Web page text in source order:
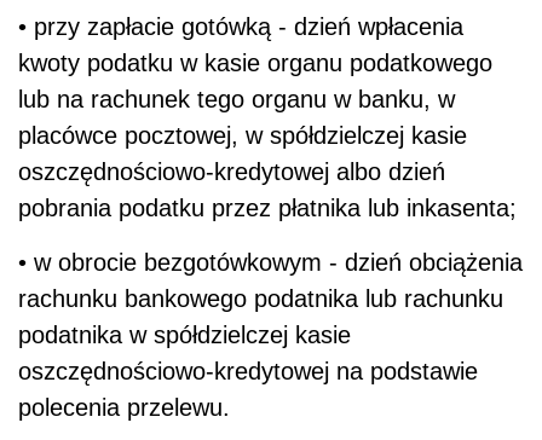
• przy zapłacie gotówką - dzień wpłacenia
kwoty podatku w kasie organu podatkowego
lub na rachunek tego organu w banku, w
placówce pocztowej, w spółdzielczej kasie
oszczędnościowo-kredytowej albo dzień
pobrania podatku przez płatnika lub inkasenta;
• w obrocie bezgotówkowym - dzień obciążenia
rachunku bankowego podatnika lub rachunku
podatnika w spółdzielczej kasie
oszczędnościowo-kredytowej na podstawie
polecenia przelewu.